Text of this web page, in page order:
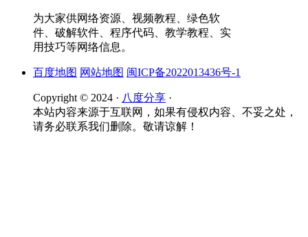
为大家供网络资源、视频教程、绿色软
件、破解软件、程序代码、教学教程、实
用技巧等网络信息。
百度地图 网站地图 闽ICP备2022013436号-1
Copyright © 2024 · 八度分享 ·
本站内容来源于互联网，如果有侵权内容、不妥之处，
请务必联系我们删除。敬请谅解！